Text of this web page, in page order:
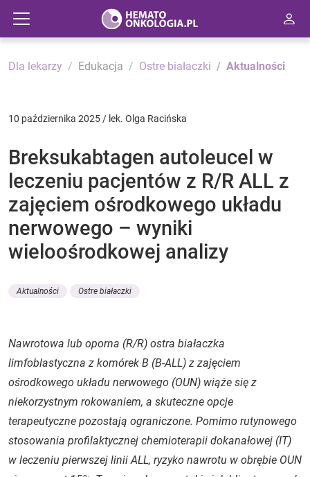
Dla lekarzy Edukacja Ostre białaczki Aktualności
10 października 2025 / lek. Olga Racińska
Breksukabtagen autoleucel w
leczeniu pacjentów z R/R ALL z
zajęciem ośrodkowego układu
nerwowego – wyniki
wieloośrodkowej analizy
Aktualności Ostre białaczki
Nawrotowa lub oporna (R/R) ostra białaczka
limfoblastyczna z komórek B (B-ALL) z zajęciem
ośrodkowego układu nerwowego (OUN) wiąże się z
niekorzystnym rokowaniem, a skuteczne opcje
terapeutyczne pozostają ograniczone. Pomimo rutynowego
stosowania profilaktycznej chemioterapii dokanałowej (IT)
w leczeniu pierwszej linii ALL, ryzyko nawrotu w obrębie OUN